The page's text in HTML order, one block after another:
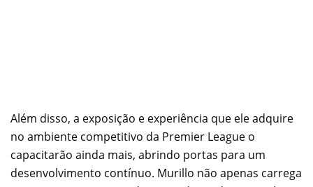
Além disso, a exposição e experiência que ele adquire
no ambiente competitivo da Premier League o
capacitarão ainda mais, abrindo portas para um
desenvolvimento contínuo. Murillo não apenas carrega